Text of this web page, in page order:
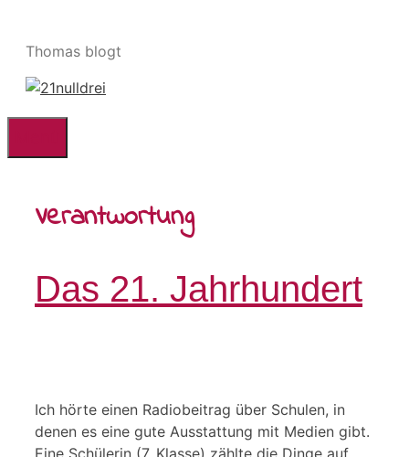
springen
Thomas blogt
Verantwortung
Das 21. Jahrhundert
Ich hörte einen Radiobeitrag über Schulen, in
denen es eine gute Ausstattung mit Medien gibt.
Eine Schülerin (7. Klasse) zählte die Dinge auf,